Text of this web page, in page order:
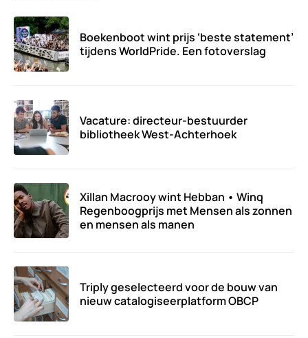
Boekenboot wint prijs ‘beste statement’
tijdens WorldPride. Een fotoverslag
Vacature: directeur-bestuurder
bibliotheek West-Achterhoek
Xillan Macrooy wint Hebban • Winq
Regenboogprijs met Mensen als zonnen
en mensen als manen
Triply geselecteerd voor de bouw van
nieuw catalogiseerplatform OBCP